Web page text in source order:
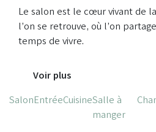
Le salon est le cœur vivant de
l’on se retrouve, où l’on
temps de vivre.
Voir plus
SalonEntréeCuisineSalle à
manger